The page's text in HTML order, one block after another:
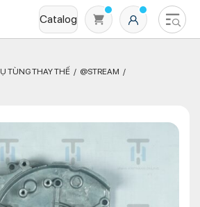
Catalog
phẩm nào trong giỏ hàng
TÙNG THAY THẾ
@STREAM